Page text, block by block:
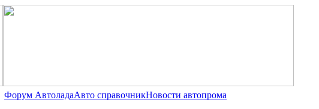
Форум АвтоладаАвто справочникНовости автопрома